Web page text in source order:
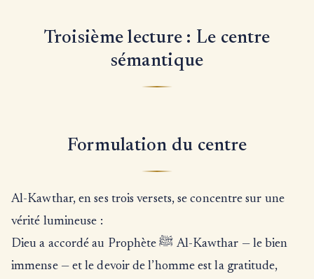
Troisième lecture : Le centre
sémantique
Formulation du centre
Al-Kawthar, en ses trois versets, se concentre sur une
vérité lumineuse :
Dieu a accordé au Prophète ﷺ Al-Kawthar — le bien
immense — et le devoir de l’homme est la gratitude,